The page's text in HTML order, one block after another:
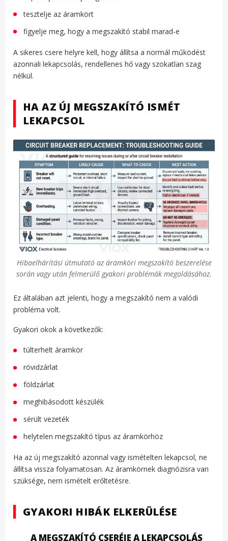
tesztelje az áramkört
figyelje meg, hogy a megszakító stabil marad-e
A sikeres csere helyre kell, hogy állítsa a normál működést
azonnali lekapcsolás, rendellenes hő vagy szokatlan szag
nélkül.
HA AZ ÚJ MEGSZAKÍTÓ ISMÉT
LEKAPCSOL
Hibaelhárítási útmutató az áramköri megszakító beszerelése
során vagy után felmerülő gyakori problémák megoldásához.
Ez általában azt jelenti, hogy a megszakító nem a valódi
probléma volt.
Gyakori okok a következők:
túlterhelt áramkör
rövidzárlat
földzárlat
meghibásodott készülék
sérült vezeték
helytelen megszakító típus az áramkörhöz
Ha az új megszakító azonnal vagy ismételten lekapcsol, ne
állítsa vissza folyamatosan. Az áramkörnek diagnózisra van
szüksége, nem ismételt erőltetésre.
GYAKORI HIBÁK ELKERÜLÉSE
A MEGSZAKÍTÓ CSERÉJE A LEKAPCSOLÁS